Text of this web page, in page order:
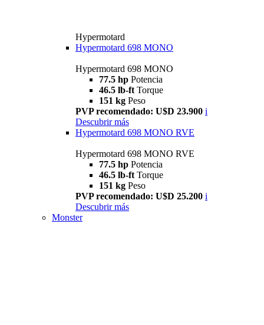
Hypermotard
Hypermotard 698 MONO
Hypermotard 698 MONO
77.5 hp Potencia
46.5 lb-ft Torque
151 kg Peso
PVP recomendado: U$D 23.900 i
Descubrir más
Hypermotard 698 MONO RVE
Hypermotard 698 MONO RVE
77.5 hp Potencia
46.5 lb-ft Torque
151 kg Peso
PVP recomendado: U$D 25.200 i
Descubrir más
Monster